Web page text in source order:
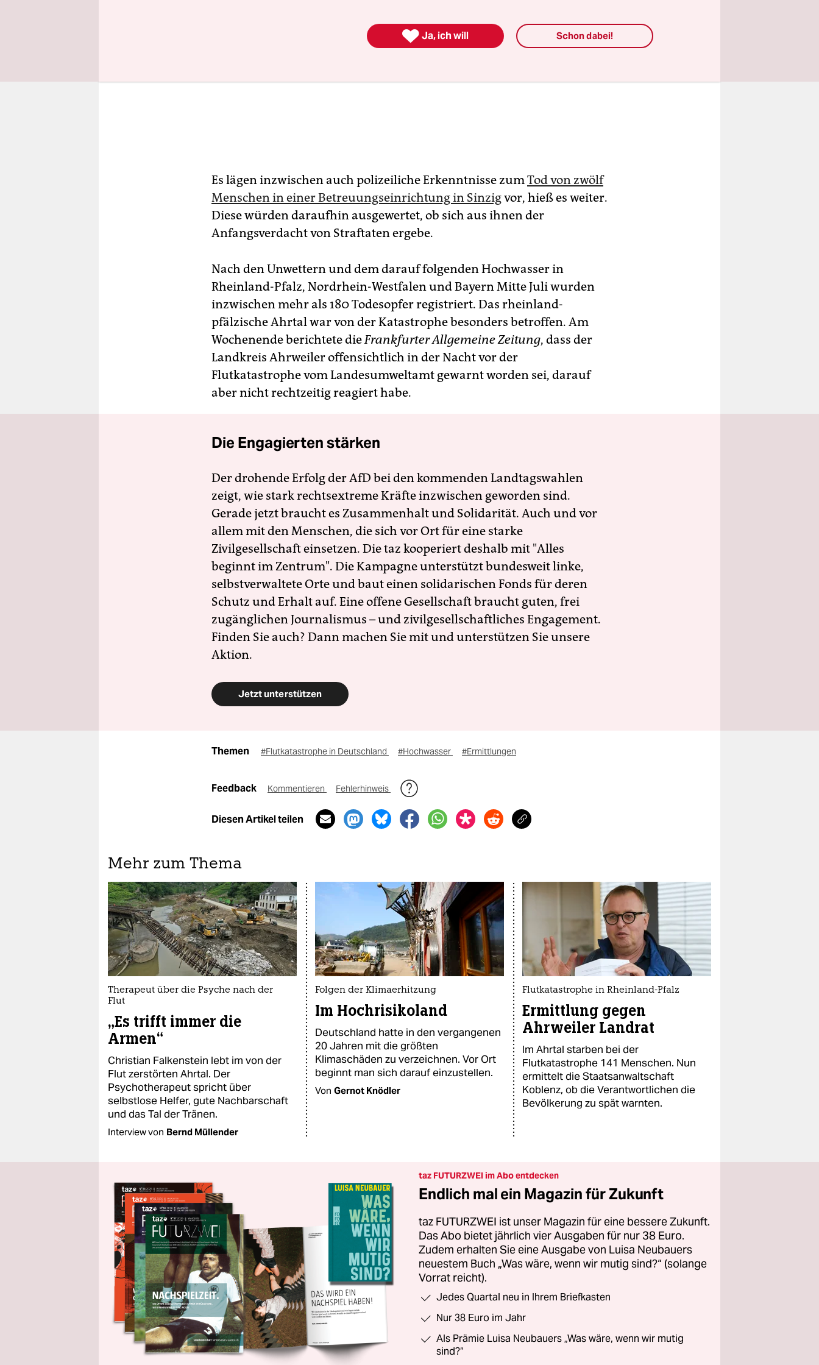
Es lägen inzwischen auch polizeiliche Erkenntnisse zumTod von zwölf
Menschen in einer Betreuungseinrichtung in Sinzigvor, hieß es weiter.
Diese würden daraufhin ausgewertet, ob sich aus ihnen der
Anfangsverdacht von Straftaten ergebe.
Nach den Unwettern und dem darauf folgenden Hochwasser in
Rheinland-Pfalz, Nordrhein-Westfalen und Bayern Mitte Juli wurden
inzwischen mehr als 180 Todesopfer registriert. Das rheinland-
pfälzische Ahrtal war von der Katastrophe besonders betroffen. Am
Wochenende berichtete dieFrankfurter Allgemeine Zeitung, dass der
Landkreis Ahrweiler offensichtlich in der Nacht vor der
Flutkatastrophe vom Landesumweltamt gewarnt worden sei, darauf
aber nicht rechtzeitig reagiert habe.
Die Engagierten stärken
Der drohende Erfolg der AfD bei den kommenden Landtagswahlen
zeigt, wie stark rechtsextreme Kräfte inzwischen geworden sind.
Gerade jetzt braucht es Zusammenhalt und Solidarität. Auch und vor
allem mit den Menschen, die sich vor Ort für eine starke
Zivilgesellschaft einsetzen. Die taz kooperiert deshalb mit "Alles
beginnt im Zentrum". Die Kampagne unterstützt bundesweit linke,
selbstverwaltete Orte und baut einen solidarischen Fonds für deren
Schutz und Erhalt auf. Eine offene Gesellschaft braucht guten, frei
zugänglichen Journalismus – und zivilgesellschaftliches Engagement.
Finden Sie auch? Dann machen Sie mit und unterstützen Sie unsere
Aktion.
Jetzt unterstützen
Themen #Flutkatastrophe in Deutschland #Hochwasser #Ermittlungen
Feedback Kommentieren Fehlerhinweis
Diesen Artikel teilen
Mehr zum Thema
Therapeut über die Psyche nach der
Flut
„Es trifft immer die
Armen“
Christian Falkenstein lebt im von der
Flut zerstörten Ahrtal. Der
Psychotherapeut spricht über
selbstlose Helfer, gute Nachbarschaft
und das Tal der Tränen.
Interview von Bernd Müllender
Folgen der Klimaerhitzung
Im Hochrisikoland
Deutschland hatte in den vergangenen
20 Jahren mit die größten
Klimaschäden zu verzeichnen. Vor Ort
beginnt man sich darauf einzustellen.
Von Gernot Knödler
Flutkatastrophe in Rheinland-Pfalz
Ermittlung gegen
Ahrweiler Landrat
Im Ahrtal starben bei der
Flutkatastrophe 141 Menschen. Nun
ermittelt die Staatsanwaltschaft
Koblenz, ob die Verantwortlichen die
Bevölkerung zu spät warnten.
taz FUTURZWEI im Abo entdecken
Endlich mal ein Magazin für Zukunft
taz FUTURZWEI ist unser Magazin für eine bessere Zukunft.
Das Abo bietet jährlich vier Ausgaben für nur 38 Euro.
Zudem erhalten Sie eine Ausgabe von Luisa Neubauers
neuestem Buch „Was wäre, wenn wir mutig sind?“ (solange
Vorrat reicht).
Jedes Quartal neu in Ihrem Briefkasten
Nur 38 Euro im Jahr
Als Prämie Luisa Neubauers „Was wäre, wenn wir mutig
sind?“
 Ja, ich will Schon dabei!